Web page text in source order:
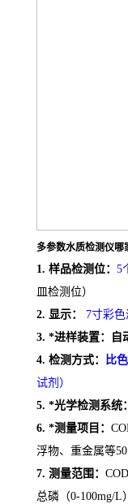
多参数水质检测仪
1. 样品检测位： 5
皿检测位）
2. 显示： 7寸彩
3. *进样装置：自
4. 检测方式： 比
试剂）
5. *光学检测系统
6. *测量项目：
浮物、 重金属等
7. 测量范围：
总磷（0-100mg/L